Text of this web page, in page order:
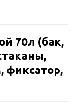
70л (бак,
фиксатор,